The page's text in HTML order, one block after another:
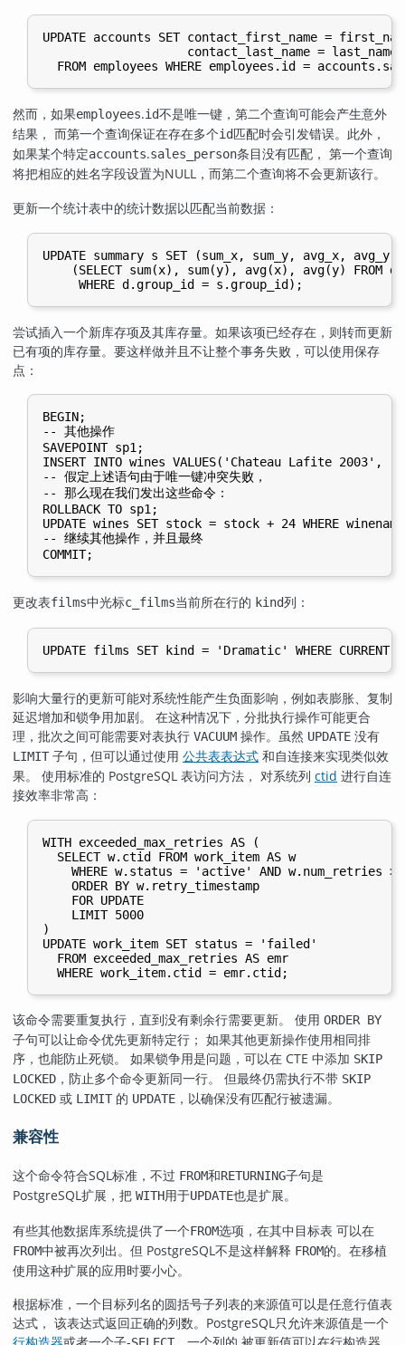
UPDATE accounts SET contact_first_name =
                    contact_last_name = last_name
然而，如果employees.id不是唯一键，第二个查询可能会产生意外
结果， 而第一个查询保证在存在多个id匹配时会引发错误。此外，
如果某个特定accounts.sales_person条目没有匹配， 第一个查询
将把相应的姓名字段设置为NULL，而第二个查询将不会更新该行。
更新一个统计表中的统计数据以匹配当前数据：
UPDATE summary s SET (sum_x, sum_y, avg_x, avg_y)
(SELECT sum(x), sum(y), avg(x), avg(y) FROM
尝试插入一个新库存项及其库存量。如果该项已经存在，则转而更新
已有项的库存量。要这样做并且不让整个事务失败，可以使用保存
点：
BEGIN;
-- 其他操作
SAVEPOINT sp1;
INSERT INTO wines VALUES('Chateau Lafite 2003',
-- 假定上述语句由于唯一键冲突失败，
-- 那么现在我们发出这些命令：
ROLLBACK TO sp1;
UPDATE wines SET stock = stock + 24 WHERE
-- 继续其他操作，并且最终
更改表films中光标c_films当前所在行的 kind列：
影响大量行的更新可能对系统性能产生负面影响，例如表膨胀、复制
延迟增加和锁争用加剧。 在这种情况下，分批执行操作可能更合
理，批次之间可能需要对表执行 VACUUM 操作。虽然 UPDATE 没有
LIMIT 子句，但可以通过使用 公共表表达式 和自连接来实现类似效
果。 使用标准的 PostgreSQL 表访问方法， 对系统列 ctid 进行自连
接效率非常高：
WITH exceeded_max_retries AS (
  SELECT w.ctid FROM work_item AS w
WHERE w.status = 'active' AND w.num_retries >
    ORDER BY w.retry_timestamp
    FOR UPDATE
    LIMIT 5000
)
UPDATE work_item SET status = 'failed'
  FROM exceeded_max_retries AS emr
该命令需要重复执行，直到没有剩余行需要更新。 使用 ORDER BY
子句可以让命令优先更新特定行； 如果其他更新操作使用相同排
序，也能防止死锁。 如果锁争用是问题，可以在 CTE 中添加 SKIP
LOCKED ，防止多个命令更新同一行。 但最终仍需执行不带 SKIP
LOCKED 或 LIMIT 的 UPDATE ，以确保没有匹配行被遗漏。
兼容性
这个命令符合SQL标准，不过 FROM和RETURNING子句是
PostgreSQL扩展，把 WITH用于UPDATE也是扩展。
有些其他数据库系统提供了一个FROM选项，在其中目标表 可以在
FROM中被再次列出。但 PostgreSQL 不是这样解释 FROM的。在移植
使用这种扩展的应用时要小心。
根据标准，一个目标列名的圆括号子列表的来源值可以是任意行值表
达式， 该表达式返回正确的列数。 PostgreSQL只允许来源值是一个